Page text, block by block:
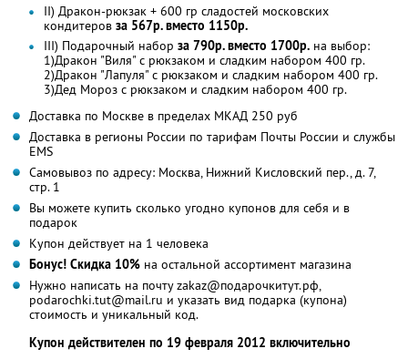
II) Дракон-рюкзак + 600 гр сладостей московских
кондитеров за 567р. вместо 1150р.
III) Подарочный набор за 790р. вместо 1700р. на выбор:
1)Дракон "Виля" с рюкзаком и сладким набором 400 гр.
2)Дракон "Лапуля" с рюкзаком и сладким набором 400 гр.
3)Дед Мороз с рюкзаком и сладким набором 400 гр.
Доставка по Москве в пределах МКАД 250 руб
Доставка в регионы России по тарифам Почты России и службы
EMS
Самовывоз по адресу: Москва, Нижний Кисловский пер., д. 7,
стр. 1
Вы можете купить сколько угодно купонов для себя и в
подарок
Купон действует на 1 человека
Бонус! Скидка 10% на остальной ассортимент магазина
Нужно написать на почту zakaz@подарочкитут.рф,
podarochki.tut@mail.ru и указать вид подарка (купона)
стоимость и уникальный код.
Купон действителен по 19 февраля 2012 включительно